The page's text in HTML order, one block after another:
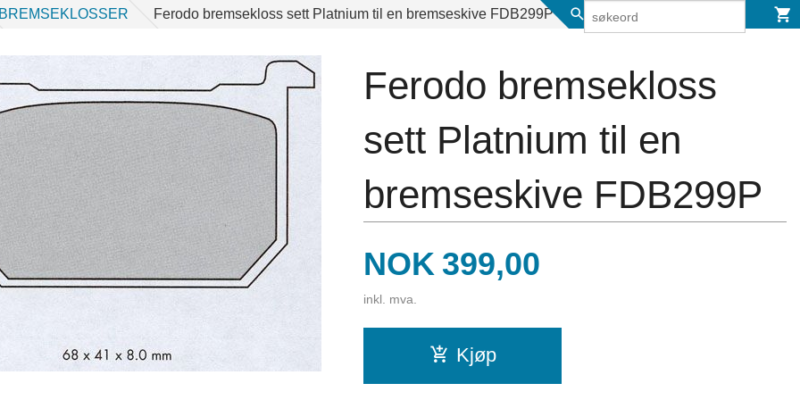
BREMSEKLOSSER Ferodo bremsekloss sett Platnium til en bremseskive FDB299P
Ferodo bremsekloss
sett Platnium til en
bremseskive FDB299P
Pris
NOK 399,00
inkl. mva.
Kjøp